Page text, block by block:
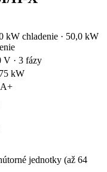
kW chladenie · 50,0 kW
V · 3 fázy
kW
jednotky (až 64